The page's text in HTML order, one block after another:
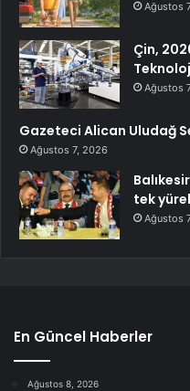
Ağustos
Çin,
Ağustos
Gazeteci Alican Uludağ
Ağustos 7, 2026
tek
Ağustos
En Güncel Haberler
Ağustos 8, 2026